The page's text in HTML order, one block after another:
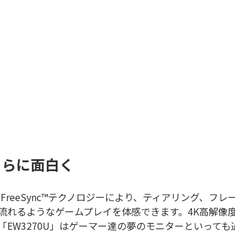
に面白く
テクノロジーにより、ティアリング、フ
れるようなゲームプレイを体感できます。4K高解
EW3270U」はゲーマー達の夢のモニターといっても